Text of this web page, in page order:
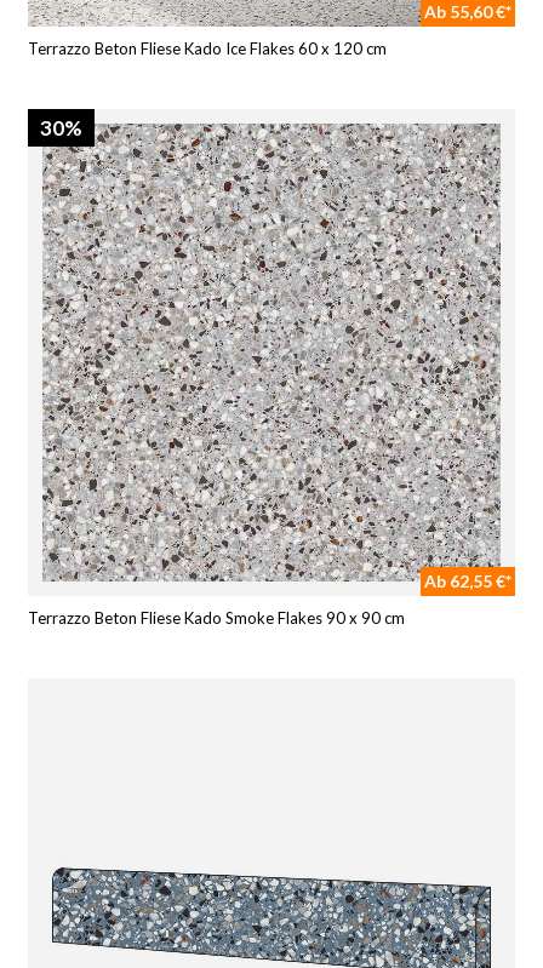
Ab 55,60 €*
Terrazzo Beton Fliese Kado Ice Flakes 60 x 120 cm
30%
Ab 62,55 €*
Terrazzo Beton Fliese Kado Smoke Flakes 90 x 90 cm